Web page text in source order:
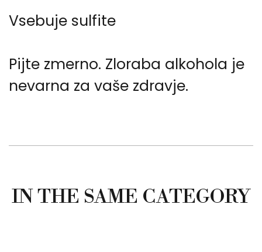
Vsebuje sulfite
Pijte zmerno. Zloraba alkohola je
nevarna za vaše zdravje.
IN THE SAME CATEGORY